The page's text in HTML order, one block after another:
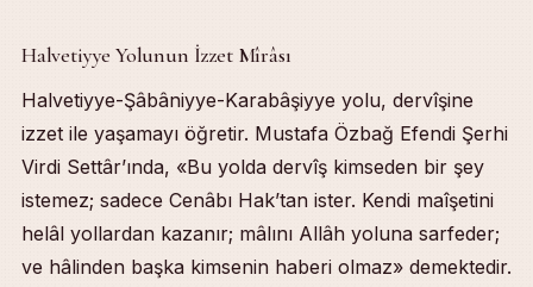
Halvetiyye Yolunun İzzet Mîrâsı
Halvetiyye-Şâbâniyye-Karabâşiyye yolu, dervîşine
izzet ile yaşamayı öğretir. Mustafa Özbağ Efendi Şerhi
Virdi Settâr’ında, «Bu yolda dervîş kimseden bir şey
istemez; sadece Cenâbı Hak’tan ister. Kendi maîşetini
helâl yollardan kazanır; mâlını Allâh yoluna sarfeder;
ve hâlinden başka kimsenin haberi olmaz» demektedir.